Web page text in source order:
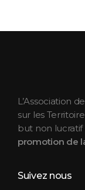
L’Association
sur les
but non lucratif
promotion de
Suivez nous